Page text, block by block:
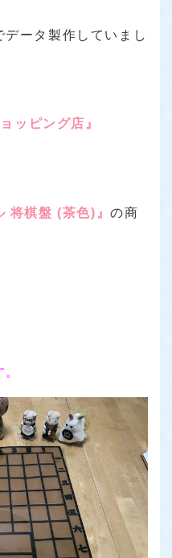
ータ製作していまし
ッピング店』
将棋盤 (茶色)』の商